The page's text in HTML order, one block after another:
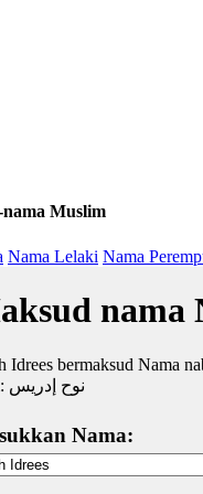
nama Muslim
Nama Lelaki Nama
nama
Idrees bermaksud Nama
نوح إدريس
Nama: